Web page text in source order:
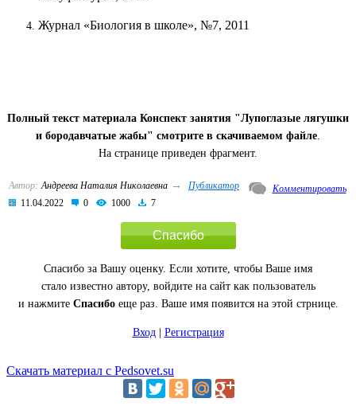
Журнал «Биология в школе», №7, 2011
Полный текст материала Конспект занятия "Лупоглазые лягушки
и бородавчатые жабы" смотрите в скачиваемом файле
На странице приведен фрагмент.
Автор: Андреева Наталия Николаевна →
Публикатор
11.04.2022
0 1000 7
Комментировать
Спасибо
Спасибо за Вашу оценку. Если хотите, чтобы Ваше имя
стало известно автору, войдите на сайт как пользователь
и нажмите Спасибоеще раз. Ваше имя появится на этой стрнице.
Вход| Регистрация
Скачать материал с Pedsovet.su